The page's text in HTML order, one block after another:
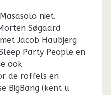
niet.
Søgaard
Jacob Haubjerg
Party People en
ook
de roffels en
BigBang (kent u